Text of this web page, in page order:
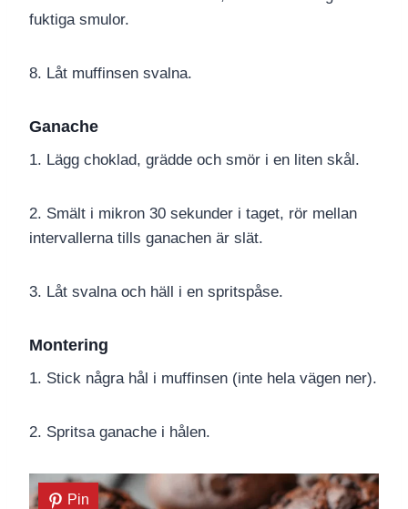
fuktiga smulor.
8. Låt muffinsen svalna.
Ganache
1. Lägg choklad, grädde och smör i en liten skål.
2. Smält i mikron 30 sekunder i taget, rör mellan
intervallerna tills ganachen är slät.
3. Låt svalna och häll i en spritspåse.
Montering
1. Stick några hål i muffinsen (inte hela vägen ner).
2. Spritsa ganache i hålen.
Pin